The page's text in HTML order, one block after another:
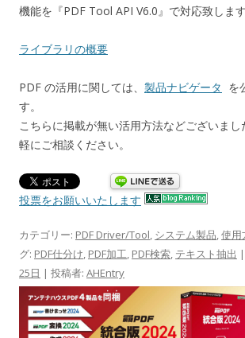
機能を『PDF Tool API V6.0』で対応致します
ライブラリの概要
PDF の活用に関しては、 製品ナビゲータ を
す。
こちらに掲載が無い活用方法などございま
軽にご相談ください。
投票をお願いいたします
カテゴリー: PDF Driver/Tool, システム製品,使用
グ: PDF仕分け, PDF加工, PDF検索, テキスト抽出
25日 | 投稿者: AHEntry